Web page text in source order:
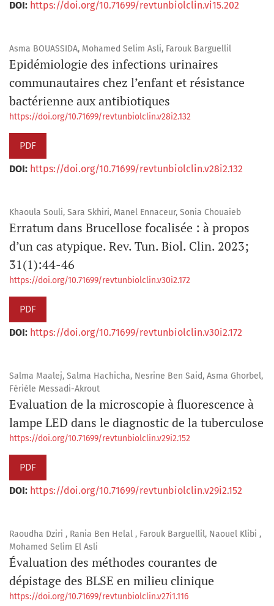
DOI: https://doi.org/10.71699/revtunbiolclin.vi15.202
Asma BOUASSIDA, Mohamed Selim Asli, Farouk Barguellil
Epidémiologie des infections urinaires
communautaires chez l’enfant et résistance
bactérienne aux antibiotiques
https://doi.org/10.71699/revtunbiolclin.v28i2.132
PDF
DOI: https://doi.org/10.71699/revtunbiolclin.v28i2.132
Khaoula Souli, Sara Skhiri, Manel Ennaceur, Sonia Chouaieb
Erratum dans Brucellose focalisée : à propos
d’un cas atypique. Rev. Tun. Biol. Clin. 2023;
31(1):44-46
https://doi.org/10.71699/revtunbiolclin.v30i2.172
PDF
DOI: https://doi.org/10.71699/revtunbiolclin.v30i2.172
Salma Maalej, Salma Hachicha, Nesrine Ben Said, Asma Ghorbel,
Férièle Messadi-Akrout
Evaluation de la microscopie à fluorescence à
lampe LED dans le diagnostic de la tuberculose
https://doi.org/10.71699/revtunbiolclin.v29i2.152
PDF
DOI: https://doi.org/10.71699/revtunbiolclin.v29i2.152
Raoudha Dziri , Rania Ben Helal , Farouk Barguellil, Naouel Klibi ,
Mohamed Selim El Asli
Évaluation des méthodes courantes de
dépistage des BLSE en milieu clinique
https://doi.org/10.71699/revtunbiolclin.v27i1.116